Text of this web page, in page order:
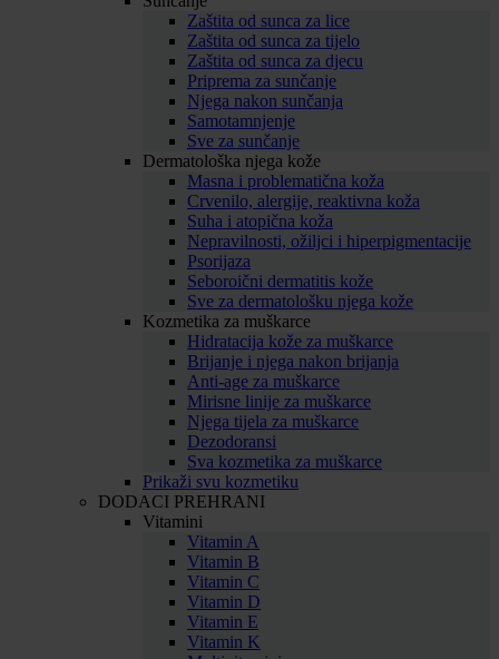
Zaštita od sunca za lice
Zaštita od sunca za tijelo
Zaštita od sunca za djecu
Priprema za sunčanje
Njega nakon sunčanja
Samotamnjenje
Sve za sunčanje
Dermatološka njega kože
Masna i problematična koža
Crvenilo, alergije, reaktivna koža
Suha i atopična koža
Nepravilnosti, ožiljci i hiperpigmentacije
Psorijaza
Seboroični dermatitis kože
Sve za dermatološku njega kože
Kozmetika za muškarce
Hidratacija kože za muškarce
Brijanje i njega nakon brijanja
Anti-age za muškarce
Mirisne linije za muškarce
Njega tijela za muškarce
Dezodoransi
Sva kozmetika za muškarce
Prikaži svu kozmetiku
DODACI PREHRANI
Vitamini
Vitamin A
Vitamin B
Vitamin C
Vitamin D
Vitamin E
Vitamin K